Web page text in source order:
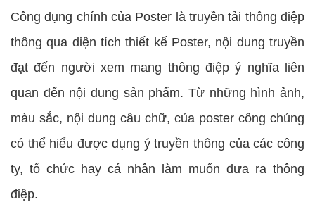
Công dụng chính của Poster là truyền tải thông điệp
thông qua diện tích thiết kế Poster, nội dung truyền
đạt đến người xem mang thông điệp ý nghĩa liên
quan đến nội dung sản phẩm. Từ những hình ảnh,
màu sắc, nội dung câu chữ, của poster công chúng
có thể hiểu được dụng ý truyền thông của các công
ty, tổ chức hay cá nhân làm muốn đưa ra thông
điệp.